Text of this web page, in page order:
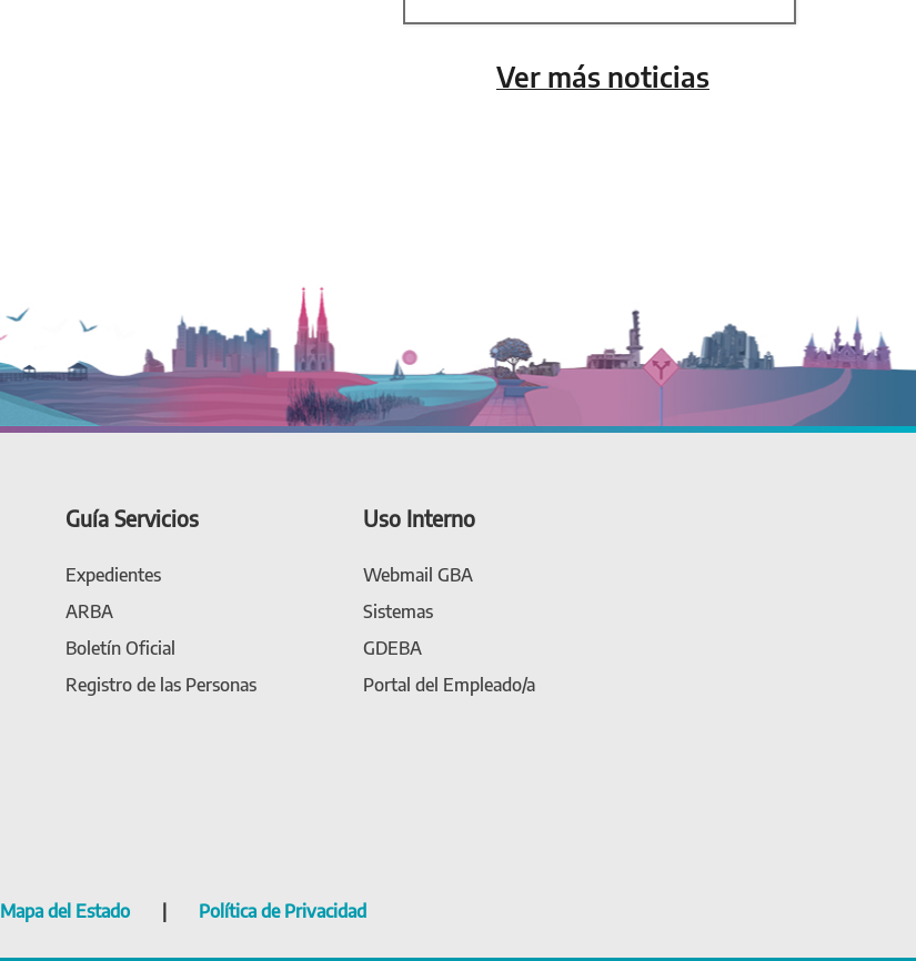
Ver más noticias
Guía Servicios
Expedientes
ARBA
Boletín Oficial
Registro de las Personas
Uso Interno
Webmail GBA
Sistemas
GDEBA
Portal del Empleado/a
Mapa del Estado Política de Privacidad